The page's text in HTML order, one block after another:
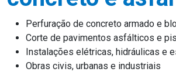
Perfuração de concreto armado e
Corte de pavimentos asfálticos e
Instalações elétricas, hidráulicas e
Obras civis, urbanas e industriais